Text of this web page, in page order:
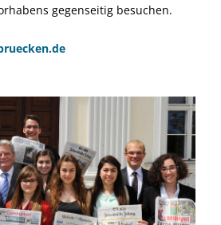
gegenseitig besuchen.